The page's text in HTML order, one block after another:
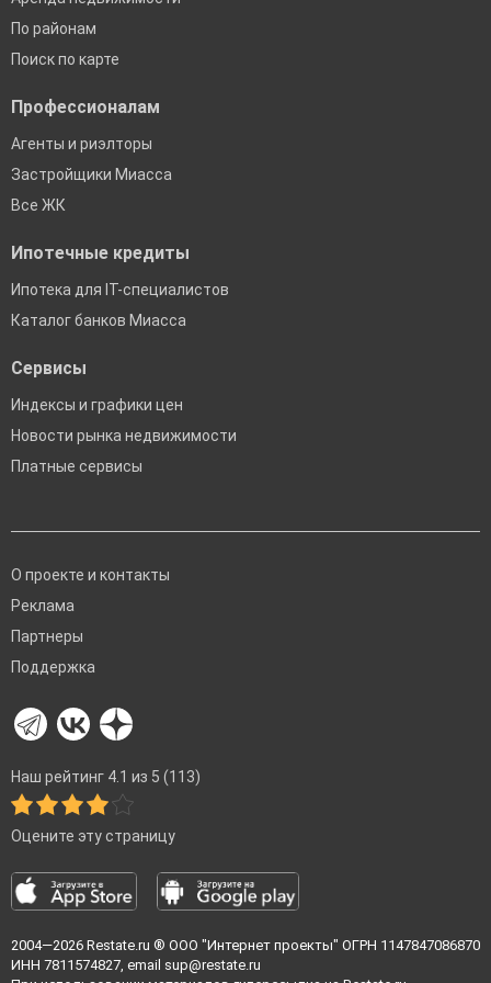
По районам
Поиск по карте
Профессионалам
Агенты и риэлторы
Застройщики Миасса
Все ЖК
Ипотечные кредиты
Ипотека для IT-специалистов
Каталог банков Миасса
Сервисы
Индексы и графики цен
Новости рынка недвижимости
Платные сервисы
О проекте и контакты
Реклама
Партнеры
Поддержка
Наш рейтинг 4.1 из 5 (113)
Оцените эту страницу
2004—2026 Restate.ru ® ООО "Интернет проекты" ОГРН 1147847086870
ИНН 7811574827, email sup@restate.ru